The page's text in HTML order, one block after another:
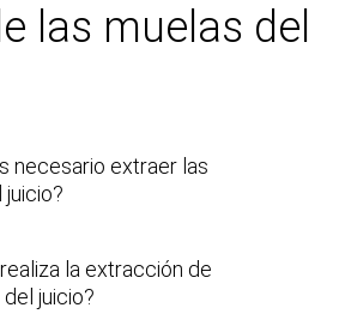
las muelas del
necesario extraer las
la extracción de
juicio?